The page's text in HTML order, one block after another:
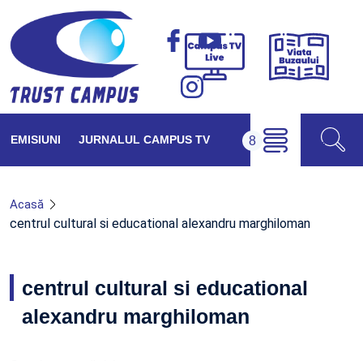
Campus
Viața
EMISIUNI JURNALUL CAMPUS TV
Acasă
centrul cultural si educational alexandru marghiloman
centrul cultural si educational
alexandru marghiloman